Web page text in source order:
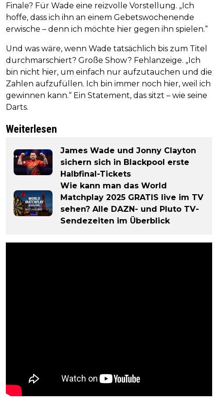
Finale? Für Wade eine reizvolle Vorstellung. „Ich
hoffe, dass ich ihn an einem Gebetswochenende
erwische – denn ich möchte hier gegen ihn spielen.“
Und was wäre, wenn Wade tatsächlich bis zum Titel
durchmarschiert? Große Show? Fehlanzeige. „Ich
bin nicht hier, um einfach nur aufzutauchen und die
Zahlen aufzufüllen. Ich bin immer noch hier, weil ich
gewinnen kann.“ Ein Statement, das sitzt – wie seine
Darts.
Weiterlesen
James Wade und Jonny Clayton
sichern sich in Blackpool erste
Halbfinal-Tickets
Wie kann man das World
Matchplay 2025 GRATIS live im TV
sehen? Alle DAZN- und Pluto TV-
Sendezeiten im Überblick